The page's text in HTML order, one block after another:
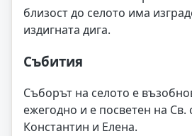
близост до селото има
издигната дига.
Събития
Съборът на селото е
ежегодно и е посветен на Св.
Константин и Елена.